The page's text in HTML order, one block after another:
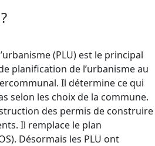
(PLU) est le principal
planification de l’urbanisme au
Il détermine ce qui
selon les choix de la commune.
des permis de construire
Il remplace le plan
Désormais les PLU ont